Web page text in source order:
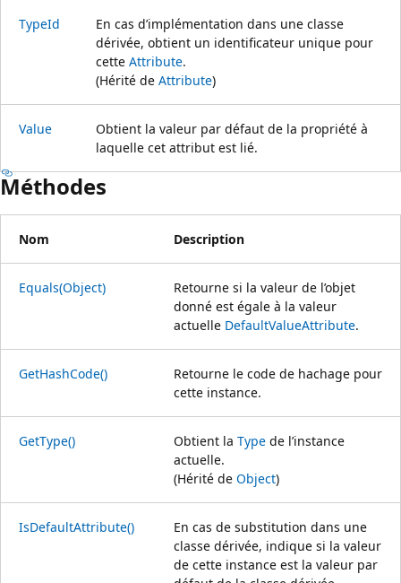
TypeId
En cas d’implémentation dans une classe
dérivée, obtient un identificateur unique pour
cette Attribute.
(Hérité de Attribute)
Value
Obtient la valeur par défaut de la propriété à
laquelle cet attribut est lié.
Méthodes
Nom Description
Equals(Object)
Retourne si la valeur de l’objet
donné est égale à la valeur
actuelle DefaultValueAttribute.
GetHashCode()
Retourne le code de hachage pour
cette instance.
GetType() Obtient la Type de l’instance
actuelle.
(Hérité de Object)
IsDefaultAttribute()
En cas de substitution dans une
classe dérivée, indique si la valeur
de cette instance est la valeur par